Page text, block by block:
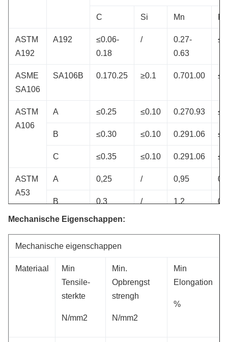
C Si Mn P
ASTM
A192
A192
≤0.06-
0.18
/
0.27-
0.63
ASME
SA106
SA106B 0.170.25 ≥0.1 0.701.00
ASTM
A106
A ≤0.25 ≤0.10 0.270.93
B ≤0.30 ≤0.10 0.291.06
C ≤0.35 ≤0.10 0.291.06
ASTM
A53
A 0,25 / 0,95
B 0,3 / 1.2
Mechanische Eigenschappen:
Mechanische eigenschappen
Materiaal
Min
Tensile-
sterkte
N/mm2
Min.
Opbrengst
strengh
N/mm2
Min
Elongation
%